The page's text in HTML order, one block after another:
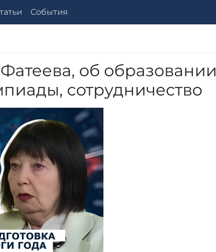
События
об образовании
сотрудничество